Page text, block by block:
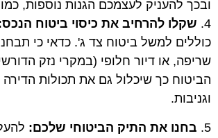
ובכך להעניק לעצמכם הגנות נוספות,
4. שקלו להרחיב את כיסוי ביטוח
כוללים למשל ביטוח צד ג'. כדאי כי
שריפה, או דיור חלופי (במקרי נזק
הביטוח כך שיכלול גם את תכולות
וגניבות.
5. בחנו את התיק הביטוחי שלכם: